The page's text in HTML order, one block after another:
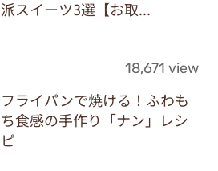
派スイーツ3選【お取...
18,671 view
フライパンで焼ける！ふわも
ち食感の手作り「ナン」レシ
ピ